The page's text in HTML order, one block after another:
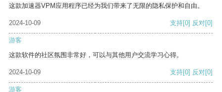
这款加速器VPM应用程序已经为我们带来了无限的隐私保护和自由。
2024-10-09 支持[0] 反对[0]
游客
这款软件的社区氛围非常好，可以与其他用户交流学习心得。
2024-10-09 支持[0] 反对[0]
游客